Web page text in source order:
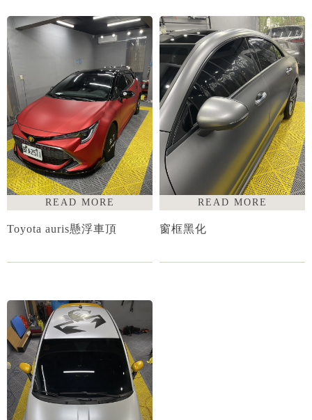
Toyota auris懸浮車頂 窗框黑化